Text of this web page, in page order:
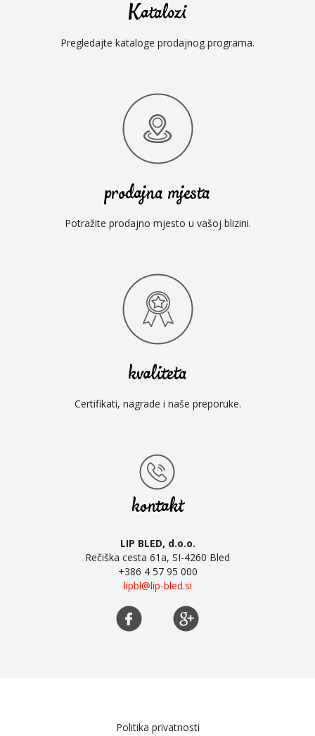
Katalozi
Pregledajte kataloge prodajnog programa.
prodajna mjesta
Potražite prodajno mjesto u vašoj blizini.
kvaliteta
Certifikati, nagrade i naše preporuke.
kontakt
LIP BLED, d.o.o.
Rečiška cesta 61a, SI-4260 Bled
+386 4 57 95 000
lipbl@lip-bled.si
Politika privatnosti